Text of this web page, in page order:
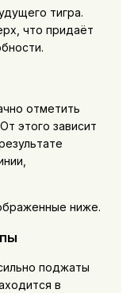
тигра.
что придаёт
отметить
этого зависит
ниже.
поджаты
в